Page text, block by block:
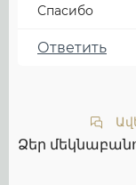
Спасибо
Ответить
Ձեր